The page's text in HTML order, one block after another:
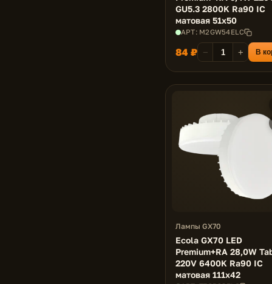
GU5.3 2800K Ra90 IC
матовая 51x50
АРТ: M2GW54ELC
84 ₽ − + В
Лампы GX70
Ecola GX70 LED
Premium+RA 28,0W
220V 6400K Ra90 IC
матовая 111x42